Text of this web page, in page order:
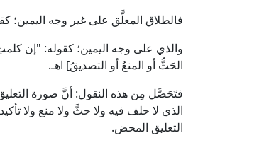
فالطلاق المعلَّق على غير وجه اليمين؛
والذي على وجه اليمين؛ كقوله: "إن
الحَثُّ أو المنعُ أو التصديقُ] اهـ.
فتَحَصَّل مِن هذه النقول: أنَّ صورة
الذي لا حلف فيه ولا حثَّ ولا منع ولا
التعليق المحض.